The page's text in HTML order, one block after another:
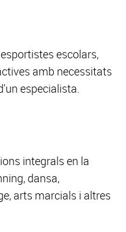
escolars,
amb necessitats
especialista.
integrals en la
dansa,
arts marcials i altres